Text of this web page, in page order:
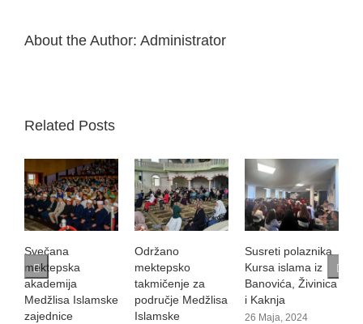
About the Author: Administrator
Related Posts
Svečana
mektepska
akademija
Medžlisa Islamske
zajednice
Održano
mektepsko
takmičenje za
područje Medžlisa
Islamske
Susreti polaznika
Kursa islama iz
Banovića, Živinica
i Kaknja
26 Maja, 2024